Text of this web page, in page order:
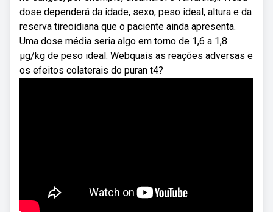
dose dependerá da idade, sexo, peso ideal, altura e da
reserva tireoidiana que o paciente ainda apresenta.
Uma dose média seria algo em torno de 1,6 a 1,8
μg/kg de peso ideal. Webquais as reações adversas e
os efeitos colaterais do puran t4?